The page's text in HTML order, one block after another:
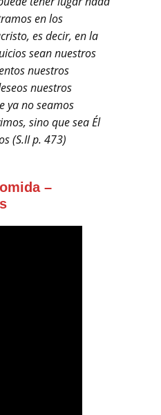
en los
es decir, en la
sean nuestros
nuestros
nuestros
ya no seamos
sino que sea Él
(S.II p. 473)
–